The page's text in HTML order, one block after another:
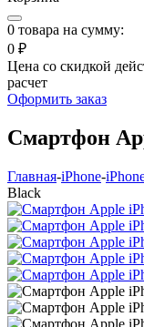
0 товара на сумму:
0 ₽
Цена со скидкой
расчет
Оформить заказ
Смартфон
Главная-iPhone-
Black